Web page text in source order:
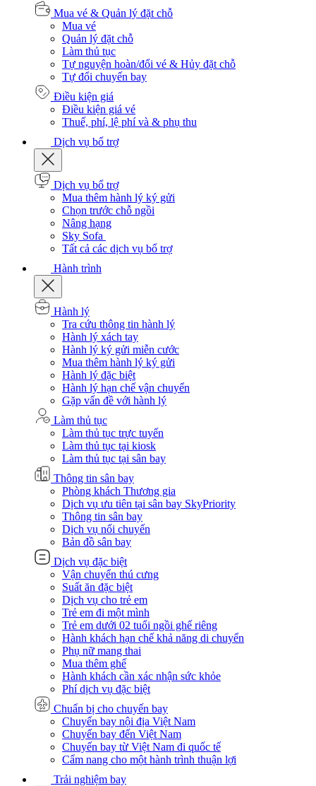
Mua vé & Quản lý đặt chỗ
Mua vé
Quản lý đặt chỗ
Làm thủ tục
Tự nguyện hoàn/đổi vé & Hủy đặt chỗ
Tự đổi chuyến bay
Điều kiện giá
Điều kiện giá vé
Thuế, phí, lệ phí và & phụ thu
Dịch vụ bổ trợ
Dịch vụ bổ trợ
Mua thêm hành lý ký gửi
Chọn trước chỗ ngồi
Nâng hạng
Sky Sofa
Tất cả các dịch vụ bổ trợ
Hành trình
Hành lý
Tra cứu thông tin hành lý
Hành lý xách tay
Hành lý ký gửi miễn cước
Mua thêm hành lý ký gửi
Hành lý đặc biệt
Hành lý hạn chế vận chuyển
Gặp vấn đề với hành lý
Làm thủ tục
Làm thủ tục trực tuyến
Làm thủ tục tại kiosk
Làm thủ tục tại sân bay
Thông tin sân bay
Phòng khách Thương gia
Dịch vụ ưu tiên tại sân bay SkyPriority
Thông tin sân bay
Dịch vụ nối chuyến
Bản đồ sân bay
Dịch vụ đặc biệt
Vận chuyển thú cưng
Suất ăn đặc biệt
Dịch vụ cho trẻ em
Trẻ em đi một mình
Trẻ em dưới 02 tuổi ngồi ghế riêng
Hành khách hạn chế khả năng di chuyển
Phụ nữ mang thai
Mua thêm ghế
Hành khách cần xác nhận sức khỏe
Phí dịch vụ đặc biệt
Chuẩn bị cho chuyến bay
Chuyến bay nội địa Việt Nam
Chuyến bay đến Việt Nam
Chuyến bay từ Việt Nam đi quốc tế
Cẩm nang cho một hành trình thuận lợi
Trải nghiệm bay